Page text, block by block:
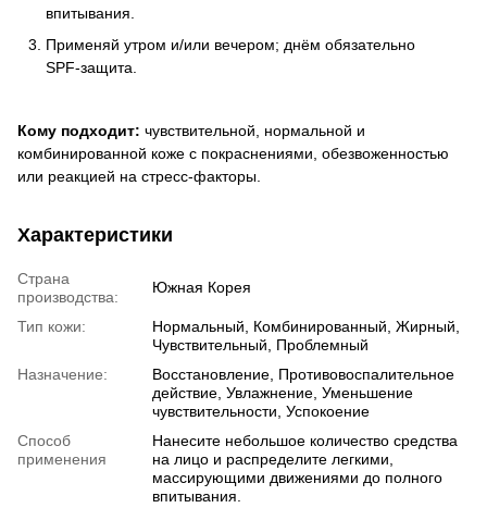
впитывания.
Применяй утром и/или вечером; днём обязательно
SPF‑защита.
Кому подходит: чувствительной, нормальной и
комбинированной коже с покраснениями, обезвоженностью
или реакцией на стресс‑факторы.
Характеристики
Страна
производства:
Южная Корея
Тип кожи:
Нормальный, Комбинированный, Жирный,
Чувствительный, Проблемный
Назначение:
Восстановление, Противовоспалительное
действие, Увлажнение, Уменьшение
чувствительности, Успокоение
Способ
применения
Нанесите небольшое количество средства
на лицо и распределите легкими,
массирующими движениями до полного
впитывания.